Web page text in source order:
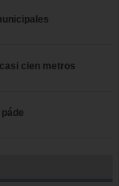
cien metros